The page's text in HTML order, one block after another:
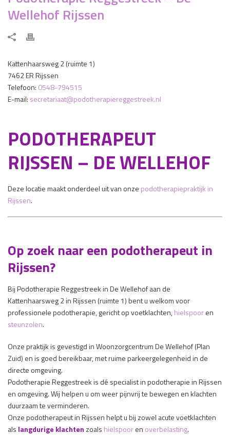
Wellehof Rijssen
Kattenhaarsweg 2 (ruimte 1)
7462 ERRijssen
Telefoon: 0548-794515
E-mail: secretariaat@podotherapiereggestreek.nl
PODOTHERAPEUT
RIJSSEN – DE WELLEHOF
Deze locatie maakt onderdeel uit van onze podotherapiepraktijk in
Rijssen.
Op zoek naar een podotherapeut in
Rijssen?
BijPodotherapie Reggestreekin De Wellehof aan de
Kattenhaarsweg 2 in Rijssen (ruimte 1) bent u welkom voor
professionele podotherapie, gericht op voetklachten,hielspooren
steunzolen.
Onze praktijk is gevestigd in Woonzorgcentrum De Wellehof (Plan
Zuid) en is goed bereikbaar, met ruime parkeergelegenheid in de
directe omgeving.
Podotherapie Reggestreek is dé specialist in podotherapie in Rijssen
en omgeving. Wij helpen u om weer pijnvrij te bewegen en klachten
duurzaam te verminderen.
Onze podotherapeut in Rijssen helpt u bij zowel acute voetklachten
als langdurige klachten zoals hielspooren overbelasting.